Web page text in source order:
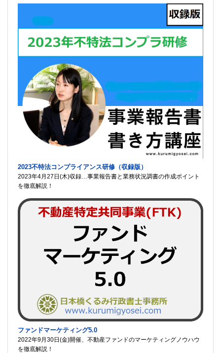
2023不特法コンプライアンス研修（収録版）
2023年4月27日(木)収録…事業報告書と業務状況調書の作成ポイント
を徹底解説！
ファンドマーケティング5.0
2022年9月30日(金)開催、不動産ファンドのマーケティングノウハウ
を徹底解説！